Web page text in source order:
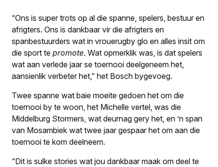
“Ons is super trots op al die spanne, spelers, bestuur en
afrigters. Ons is dankbaar vir die afrigters en
spanbestuurders wat in vrouerugby glo en alles insit om
die sport te promote. Wat opmerklik was, is dat spelers
wat aan verlede jaar se toernooi deelgeneem het,
aansienlik verbeter het,” het Bosch bygevoeg.
Twee spanne wat baie moeite gedoen het om die
toernooi by te woon, het Michelle vertel, was die
Middelburg Stormers, wat deurnag gery het, en ’n span
van Mosambiek wat twee jaar gespaar het om aan die
toernooi te kom deelneem.
“Dit is sulke stories wat jou dankbaar maak om deel te